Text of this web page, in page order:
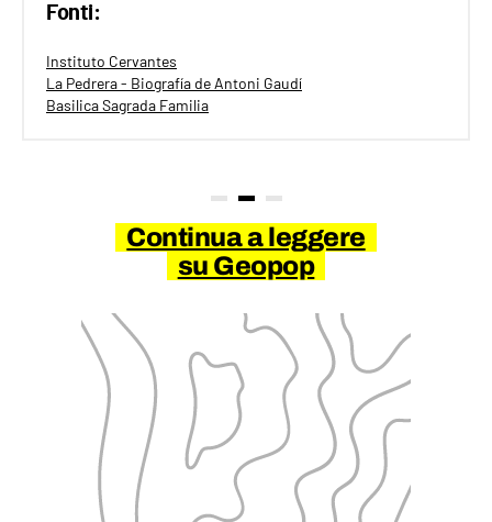
Fonti:
Instituto Cervantes
La Pedrera - Biografía de Antoni Gaudí
Basilica Sagrada Familia
Continua a leggere
su Geopop